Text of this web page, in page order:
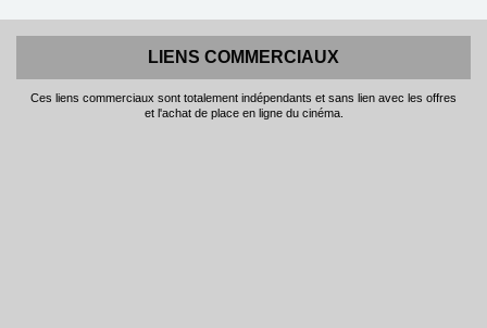
LIENS COMMERCIAUX
Ces liens commerciaux sont totalement indépendants et sans lien avec les offres
et l'achat de place en ligne du cinéma.